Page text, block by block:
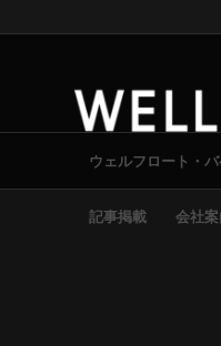
ウェルフロート・
記事掲載 会社